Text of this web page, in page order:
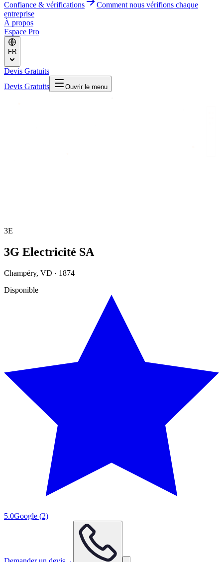
Confiance & vérifications
Comment nous vérifions chaque
entreprise
À propos
Espace Pro
FR
Devis Gratuits
Devis Gratuits
Ouvrir le menu
3E
3G Electricité SA
Champéry, VD · 1874
Disponible
5.0Google (2)